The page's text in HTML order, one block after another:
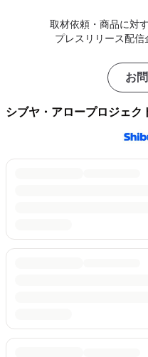
取材依頼・商品に対
プレスリリース配信
お
シブヤ・アロープロジェク